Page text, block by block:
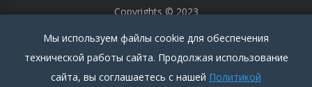
Copyrights © 2023
Мы используем файлы cookie для обеспечения
технической работы сайта. Продолжая использование
сайта, вы соглашаетесь с нашей Политикой